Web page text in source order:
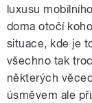
luxusu
doma otočí
situace, kde je
všechno tak
některých
úsměvem ale